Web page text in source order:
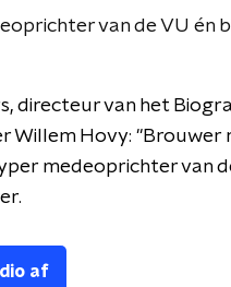
van de VU én
directeur van het
Willem Hovy: "Brouwer
medeoprichter van
af